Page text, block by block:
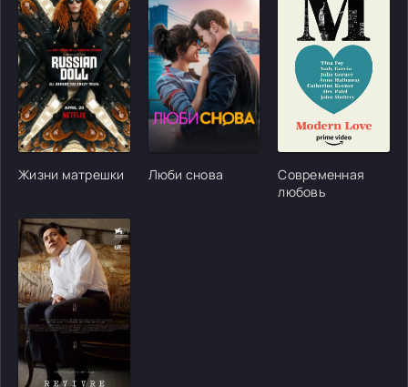
[/xfgiven_cvh_poster_urlcvh_poster_url]
Жизни матрешки
[/xfgiven_cvh_poster_urlcvh_poster_url]
Люби снова
[/
Современная
любовь